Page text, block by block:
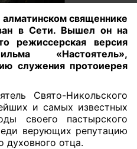
священнике
в Сети. Вышел он на
режиссерская версия
«Настоятель»,
служения протоиерея
Свято-Никольского
и самых известных
своего пастырского
верующих репутацию
духовного отца.